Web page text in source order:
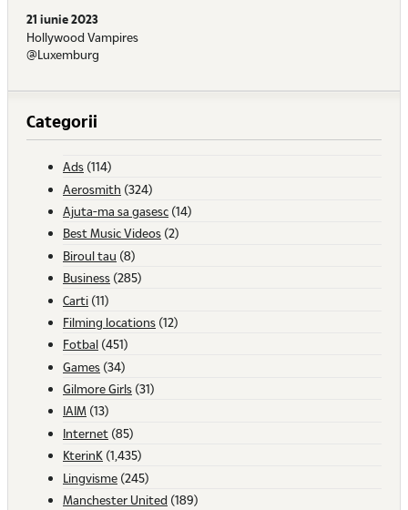
21 iunie 2023
Hollywood Vampires
@Luxemburg
Categorii
Ads (114)
Aerosmith (324)
Ajuta-ma sa gasesc (14)
Best Music Videos (2)
Biroul tau (8)
Business (285)
Carti (11)
Filming locations (12)
Fotbal (451)
Games (34)
Gilmore Girls (31)
IAIM (13)
Internet (85)
KterinK (1,435)
Lingvisme (245)
Manchester United (189)